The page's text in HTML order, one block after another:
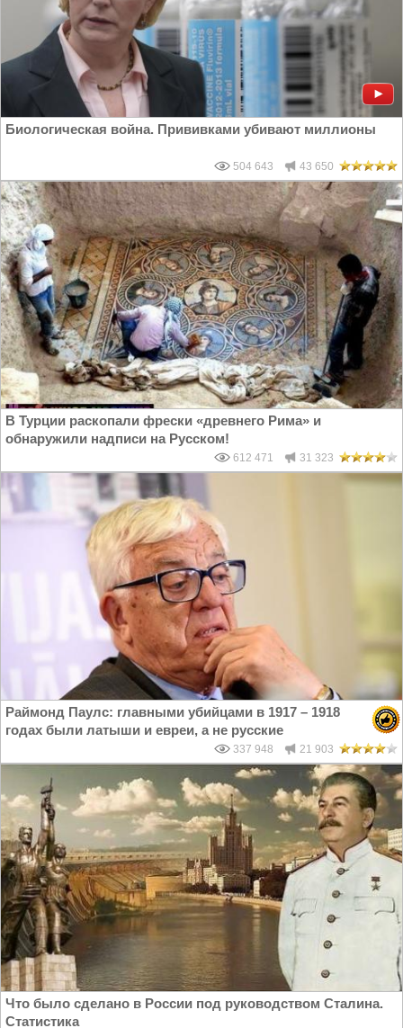
Биологическая война. Прививками убивают миллионы
504 643 43 650
В Турции раскопали фрески «древнего Рима» и
обнаружили надписи на Русском!
612 471 31 323
Раймонд Паулс: главными убийцами в 1917 – 1918
годах были латыши и евреи, а не русские
337 948 21 903
Что было сделано в России под руководством Сталина.
Статистика